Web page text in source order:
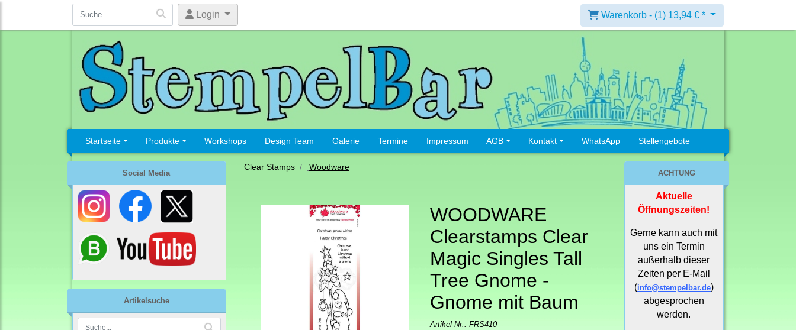
Login Warenkorb - (1) 13,94 € *
Startseite Produkte Workshops Design Team Galerie Termine Impressum AGB Kontakt WhatsApp Stellengebote
Social Media
Artikelsuche
Clear Stamps Woodware
WOODWARE
Clearstamps Clear
Magic Singles Tall
Tree Gnome -
Gnome mit Baum
Artikel-Nr.: FRS410
ACHTUNG
Aktuelle
Öffnungszeiten!
Gerne kann auch mit
uns ein Termin
außerhalb dieser
Zeiten per E-Mail
(info@stempelbar.de)
abgesprochen
werden.